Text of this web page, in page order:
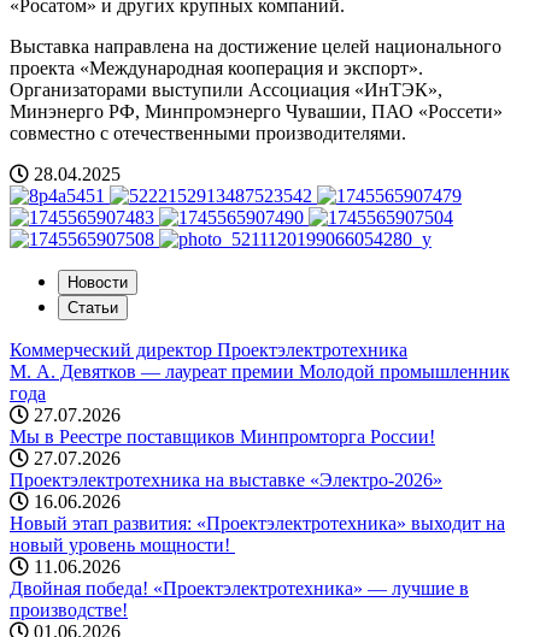
«Росатом» и других крупных компаний.
Выставка направлена на достижение целей национального
проекта «Международная кооперация и экспорт».
Организаторами выступили Ассоциация «ИнТЭК»,
Минэнерго РФ, Минпромэнерго Чувашии, ПАО «Россети»
совместно с отечественными производителями.
28.04.2025
Новости
Статьи
Коммерческий директор Проектэлектротехника
М. А. Девятков — лауреат премии Молодой промышленник
года
27.07.2026
Мы в Реестре поставщиков Минпромторга России!
27.07.2026
Проектэлектротехника на выставке «Электро-2026»
16.06.2026
Новый этап развития: «Проектэлектротехника» выходит на
новый уровень мощности! ️
11.06.2026
Двойная победа! «Проектэлектротехника» — лучшие в
производстве!
01.06.2026